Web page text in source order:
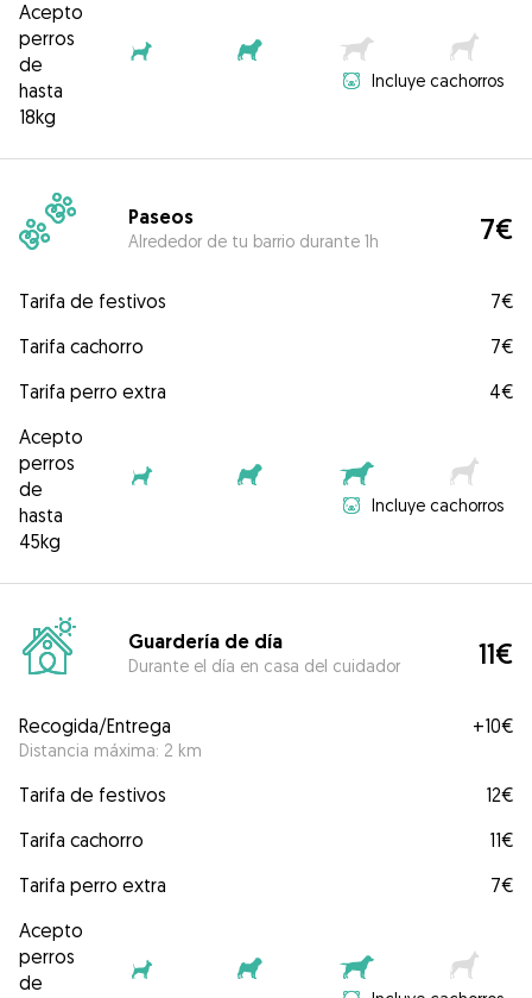
Acepto
perros
de
hasta
18kg
Incluye cachorros
Paseos
Alrededor de tu barrio durante 1h 7€
Tarifa de festivos
7€
Tarifa cachorro
7€
Tarifa perro extra
4€
Acepto
perros
de
hasta
45kg
Incluye cachorros
Guardería de día
Durante el día en casa del cuidador 11€
Recogida/Entrega
Distancia máxima: 2 km
+10€
Tarifa de festivos
12€
Tarifa cachorro
11€
Tarifa perro extra
7€
Acepto
perros
de